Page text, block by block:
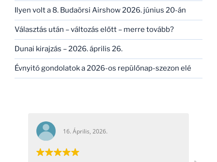
Ilyen volt a 8. Budaörsi Airshow 2026. június 20-án
Választás után – változás előtt – merre tovább?
Dunai kirajzás – 2026. április 26.
Évnyitó gondolatok a 2026-os repülőnap-szezon elé
16. Április, 2026.